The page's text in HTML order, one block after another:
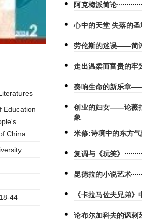
Education
China
18-44
阿克梅派简论
心中的天堂 失落的
劳伦斯的迷误——简
走出温柔而富贵的
奏响生命的新乐章
创业的妇女——论薇
象
米修:诗境中的东方
复调与《玩笑》
昆德拉的小说艺术
《卡拉马佐夫兄弟
论布尔加科夫的讽刺